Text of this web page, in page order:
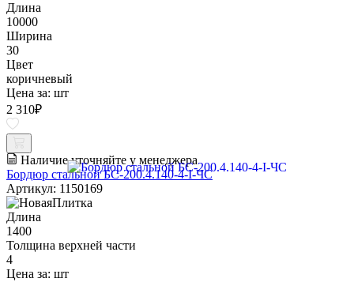
Длина
10000
Ширина
30
Цвет
коричневый
Цена за: шт
2 310₽
Наличие уточняйте у менеджера
Бордюр стальной БС-200.4.140-4-I-ЧС
Артикул: 1150169
Длина
1400
Толщина верхней части
4
Цена за: шт